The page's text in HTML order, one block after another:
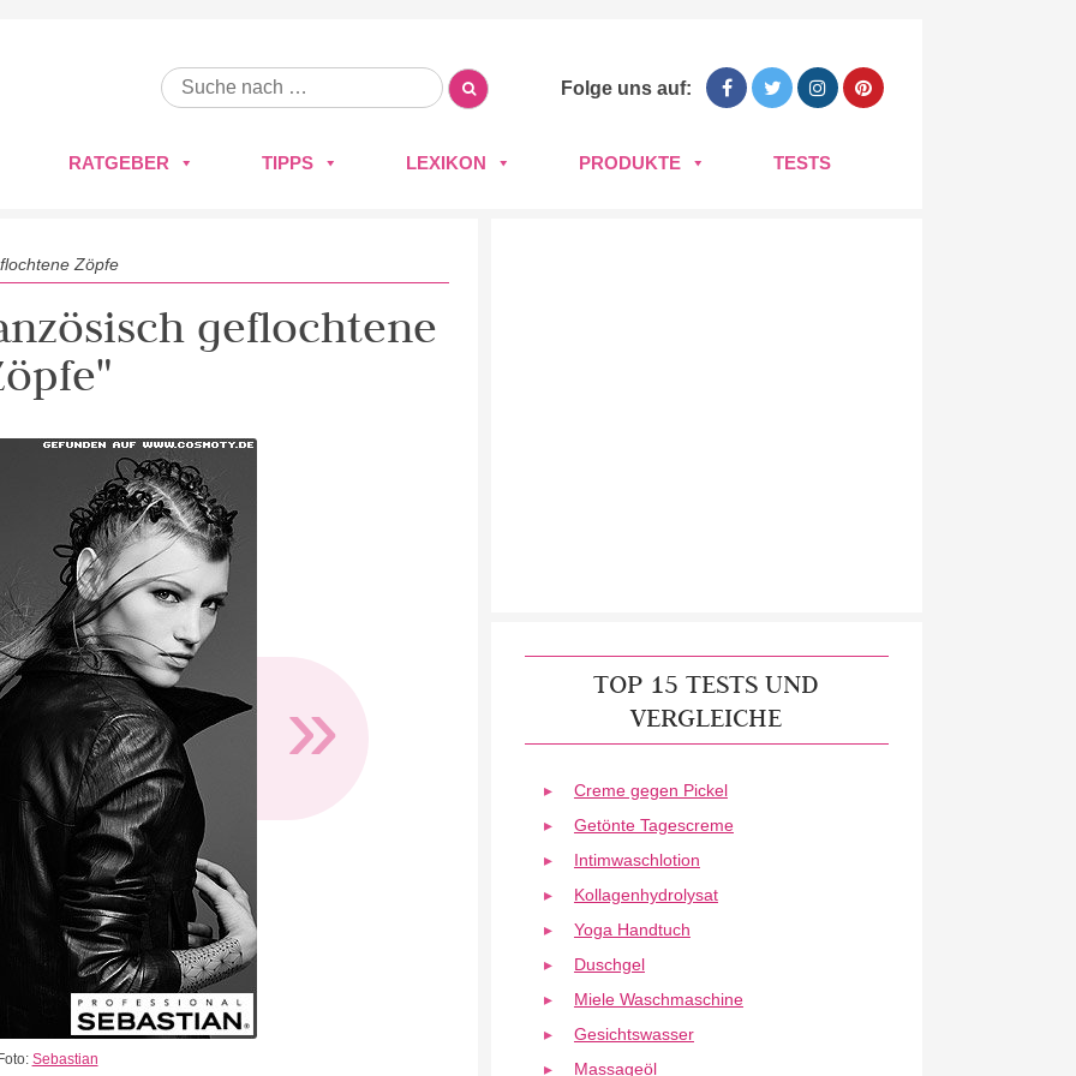
Folge uns auf:
RATGEBER TIPPS LEXIKON PRODUKTE TESTS
Zöpfe
geflochtene
»
Sebastian
TOP 15 TESTS UND
VERGLEICHE
Creme gegen Pickel
Getönte Tagescreme
Intimwaschlotion
Kollagenhydrolysat
Yoga Handtuch
Duschgel
Miele Waschmaschine
Gesichtswasser
Massageöl